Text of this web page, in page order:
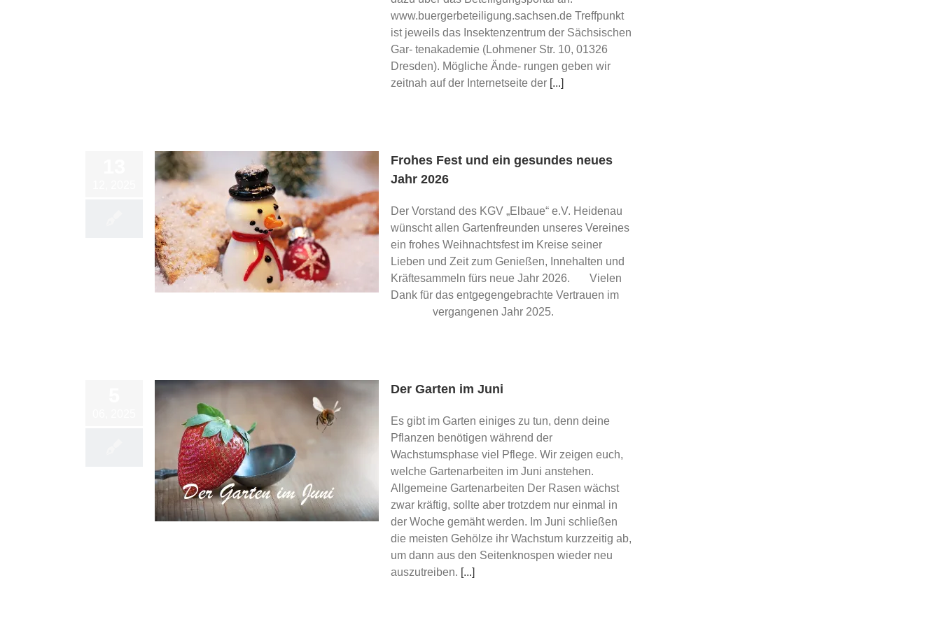
www.buergerbeteiligung.sachsen.de Treffpunkt
ist jeweils das Insektenzentrum der Sächsischen
Gar- tenakademie (Lohmener Str. 10, 01326
Dresden). Mögliche Ände- rungen geben wir
zeitnah auf der Internetseite der [...]
Frohes Fest und ein gesundes neues
Jahr 2026
Der Vorstand des KGV „Elbaue“ e.V. Heidenau
wünscht allen Gartenfreunden unseres Vereines
ein frohes Weihnachtsfest im Kreise seiner
Lieben und Zeit zum Genießen, Innehalten und
Kräftesammeln fürs neue Jahr 2026. Vielen
Dank für das entgegengebrachte Vertrauen im
vergangenen Jahr 2025.
Der Garten im Juni
Es gibt im Garten einiges zu tun, denn deine
Pflanzen benötigen während der
Wachstumsphase viel Pflege. Wir zeigen euch,
welche Gartenarbeiten im Juni anstehen.
Allgemeine Gartenarbeiten Der Rasen wächst
zwar kräftig, sollte aber trotzdem nur einmal in
der Woche gemäht werden. Im Juni schließen
die meisten Gehölze ihr Wachstum kurzzeitig ab,
um dann aus den Seitenknospen wieder neu
auszutreiben. [...]